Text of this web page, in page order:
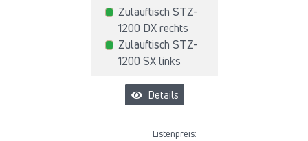
Zulauftisch STZ-
1200 DX rechts
Zulauftisch STZ-
1200 SX links
Details
Listenpreis: